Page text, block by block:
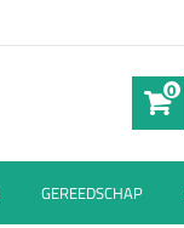
0
GEREEDSCHAP